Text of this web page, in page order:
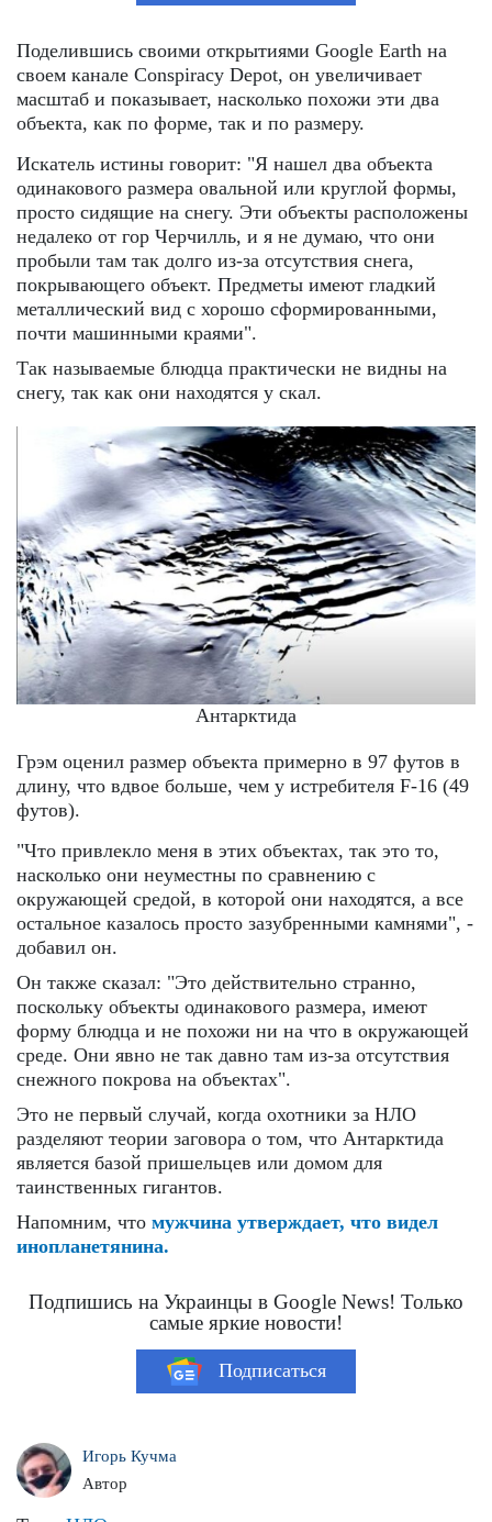
Поделившись своими открытиями Google Earth на
своем канале Conspiracy Depot, он увеличивает
масштаб и показывает, насколько похожи эти два
объекта, как по форме, так и по размеру.
Искатель истины говорит: "Я нашел два объекта
одинакового размера овальной или круглой формы,
просто сидящие на снегу. Эти объекты расположены
недалеко от гор Черчилль, и я не думаю, что они
пробыли там так долго из-за отсутствия снега,
покрывающего объект. Предметы имеют гладкий
металлический вид с хорошо сформированными,
почти машинными краями".
Так называемые блюдца практически не видны на
снегу, так как они находятся у скал.
Антарктида
Грэм оценил размер объекта примерно в 97 футов в
длину, что вдвое больше, чем у истребителя F-16 (49
футов).
"Что привлекло меня в этих объектах, так это то,
насколько они неуместны по сравнению с
окружающей средой, в которой они находятся, а все
остальное казалось просто зазубренными камнями", -
добавил он.
Он также сказал: "Это действительно странно,
поскольку объекты одинакового размера, имеют
форму блюдца и не похожи ни на что в окружающей
среде. Они явно не так давно там из-за отсутствия
снежного покрова на объектах".
Это не первый случай, когда охотники за НЛО
разделяют теории заговора о том, что Антарктида
является базой пришельцев или домом для
таинственных гигантов.
Напомним, что мужчина утверждает, что видел
инопланетянина.
Подпишись на Украинцы в Google News! Только
самые яркие новости!
Подписаться
Игорь Кучма
Автор